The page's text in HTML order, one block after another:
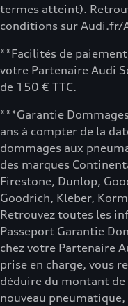
termes atteint).
conditions sur Audi.fr/
**Facilités de
votre Partenaire Audi
de 150 € TTC.
***Garantie
ans à compter de la
dommages aux
des marques
Firestone, Dunlop,
Goodrich, Kleber,
Retrouvez toutes les
Passeport Garantie
chez votre Partenaire
prise en charge, vous
déduire du montant de
nouveau